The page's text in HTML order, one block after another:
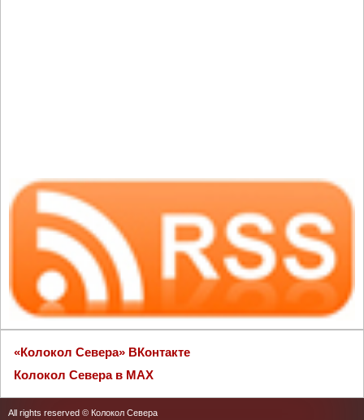
«Колокол Севера» ВКонтакте
Колокол Севера в MAX
All rights reserved © Колокол Севера